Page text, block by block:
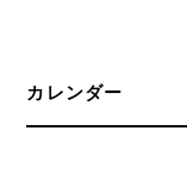
カレンダー